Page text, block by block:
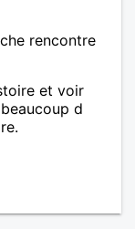
rencontre
et voir
d